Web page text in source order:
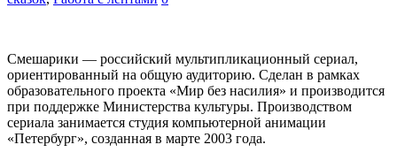
Смешарики — российский мультипликационный сериал,
ориентированный на общую аудиторию. Сделан в рамках
образовательного проекта «Мир без насилия» и производится
при поддержке Министерства культуры. Производством
сериала занимается студия компьютерной анимации
«Петербург», созданная в марте 2003 года.